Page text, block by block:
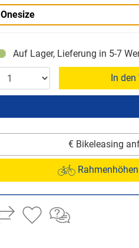
Onesize
Auf Lager, Lieferung in 5-7
In
€ Bikeleasing